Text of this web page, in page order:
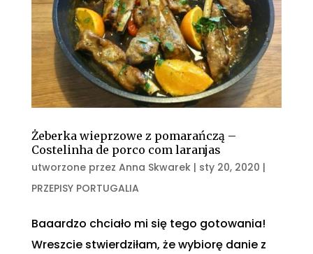
Żeberka wieprzowe z pomarańczą –
Costelinha de porco com laranjas
utworzone przez Anna Skwarek| sty 20, 2020 |
PRZEPISY PORTUGALIA
Baaardzo chciało mi się tego gotowania!
Wreszcie stwierdziłam, że wybiorę danie z